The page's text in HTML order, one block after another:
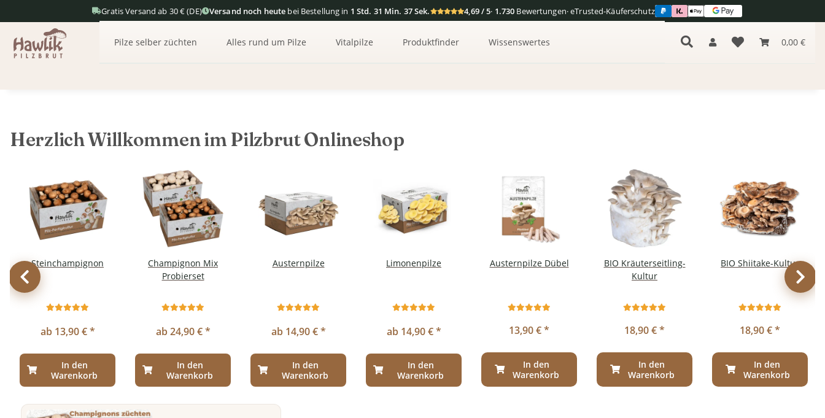
Gratis Versand ab 30 € (DE) Versand noch heute bei Bestellung in 1 Std. 31 Min. 36 Sek. 4,69 / 5· 1.730 Bewertungen· eTrusted-Käuferschutz
0,00 €
Pilze selber züchten Alles rund um Pilze Vitalpilze Produktfinder Wissenswertes
Herzlich Willkommen im Pilzbrut Onlineshop
Steinchampignon
ab 13,90 € *
In den
Warenkorb
Champignon Mix
Probierset
ab 24,90 € *
In den
Warenkorb
Austernpilze
ab 14,90 € *
In den
Warenkorb
Limonenpilze
ab 14,90 € *
In den
Warenkorb
Austernpilze Dübel
13,90 €*
In den
Warenkorb
BIO Kräuterseitling-
Kultur
18,90 €*
In den
Warenkorb
BIO Shiitake-Kultur
18,90 €*
In den
Warenkorb